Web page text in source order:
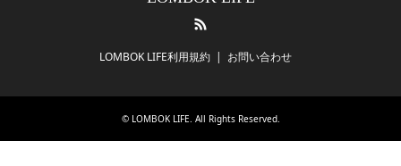
LOMBOK LIFE利用規約 お問い合わせ
© LOMBOK LIFE . All Rights Reserved.